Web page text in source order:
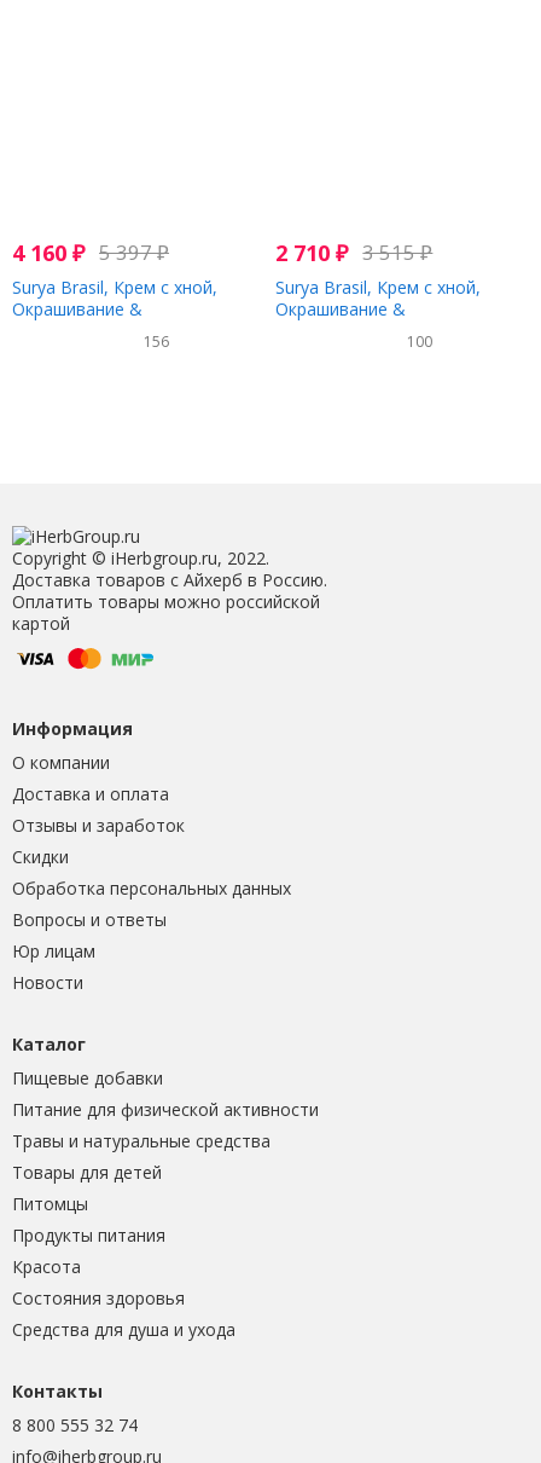
4 160 ₽ 5 397₽
Surya Brasil, Крем с хной,
Окрашивание &
Бургунди, 2.37унции (70 мл)
156
2 710₽ 3 515₽
Surya Brasil, Крем с хной,
Окрашивание &
Красное дерево, 2.37унций (70
100
Copyright © iHerbgroup.ru, 2022.
Доставка товаров с Айхерб в Россию.
Оплатить товары можно российской
картой
Информация
О компании
Доставка и оплата
Отзывы и заработок
Скидки
Обработка персональных данных
Вопросы и ответы
Юр лицам
Новости
Каталог
Пищевые добавки
Питание для физической активности
Травы и натуральные средства
Товары для детей
Питомцы
Продукты питания
Красота
Состояния здоровья
Средства для душа и ухода
Контакты
8 800 555 32 74
info@iherbgroup.ru